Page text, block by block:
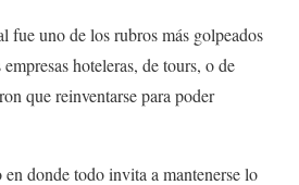
fue uno de los rubros más golpeados
hoteleras, de tours, o de
que reinventarse para poder
donde todo invita a mantenerse lo